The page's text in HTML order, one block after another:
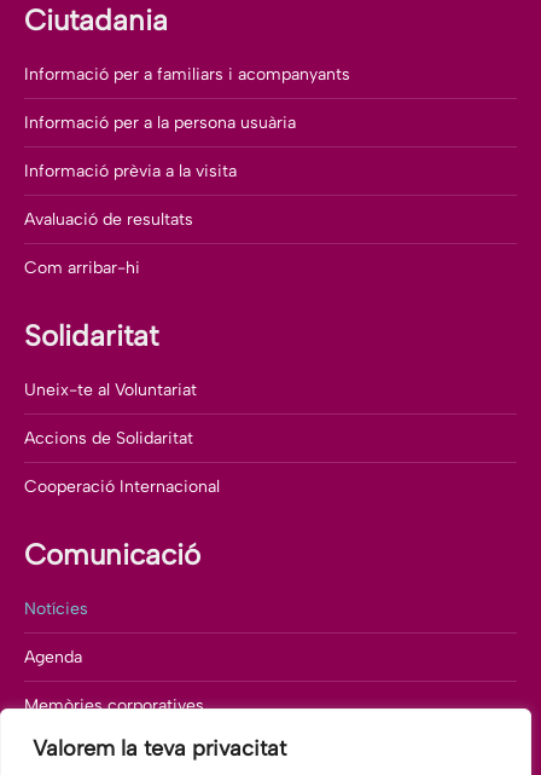
Valorem la teva privacitat
Ciutadania
Informació per a familiars i acompanyants
Informació per a la persona usuària
Informació prèvia a la visita
Avaluació de resultats
Com arribar-hi
Solidaritat
Uneix-te al Voluntariat
Accions de Solidaritat
Cooperació Internacional
Comunicació
Notícies
Agenda
Memòries corporatives
Departament de comunicació